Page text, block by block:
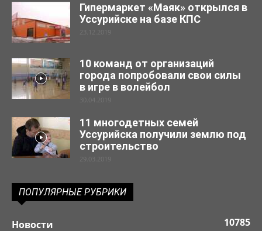
Гипермаркет «Маяк» открылся в
Уссурийске на базе КПС
23.12.2019
10 команд от организаций
города попробовали свои силы
в игре в волейбол
30.04.2019
11 многодетных семей
Уссурийска получили землю под
строительство
29.03.2019
ПОПУЛЯРНЫЕ РУБРИКИ
Новости 10785